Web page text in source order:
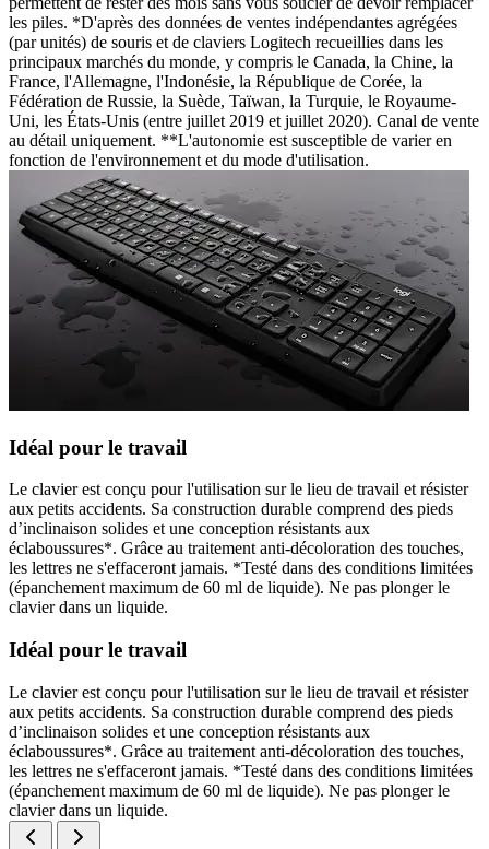
les piles. *D'après des données de ventes indépendantes agrégées
(par unités) de souris et de claviers Logitech recueillies dans les
principaux marchés du monde, y compris le Canada, la Chine, la
France, l'Allemagne, l'Indonésie, la République de Corée, la
Fédération de Russie, la Suède, Taïwan, la Turquie, le Royaume-
Uni, les États-Unis (entre juillet 2019 et juillet 2020). Canal de vente
au détail uniquement. **L'autonomie est susceptible de varier en
fonction de l'environnement et du mode d'utilisation.
Idéal pour le travail
Le clavier est conçu pour l'utilisation sur le lieu de travail et résister
aux petits accidents. Sa construction durable comprend des pieds
d’inclinaison solides et une conception résistants aux
éclaboussures*. Grâce au traitement anti-décoloration des touches,
les lettres ne s'effaceront jamais. *Testé dans des conditions limitées
(épanchement maximum de 60 ml de liquide). Ne pas plonger le
clavier dans un liquide.
Idéal pour le travail
Le clavier est conçu pour l'utilisation sur le lieu de travail et résister
aux petits accidents. Sa construction durable comprend des pieds
d’inclinaison solides et une conception résistants aux
éclaboussures*. Grâce au traitement anti-décoloration des touches,
les lettres ne s'effaceront jamais. *Testé dans des conditions limitées
(épanchement maximum de 60 ml de liquide). Ne pas plonger le
clavier dans un liquide.